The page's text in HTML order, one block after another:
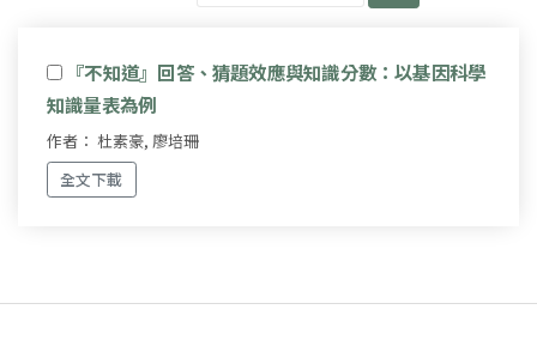
『不知道』回答、猜題效應與知識分數：以基因科學
知識量表為例
作者： 杜素豪, 廖培珊
全文下載